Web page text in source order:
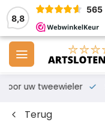
8,8
565
voor uw tweewieler
Terug